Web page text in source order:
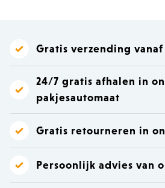
Gratis verzending vanaf
24/7 gratis afhalen in
pakjesautomaat
Gratis retourneren in
Persoonlijk advies van